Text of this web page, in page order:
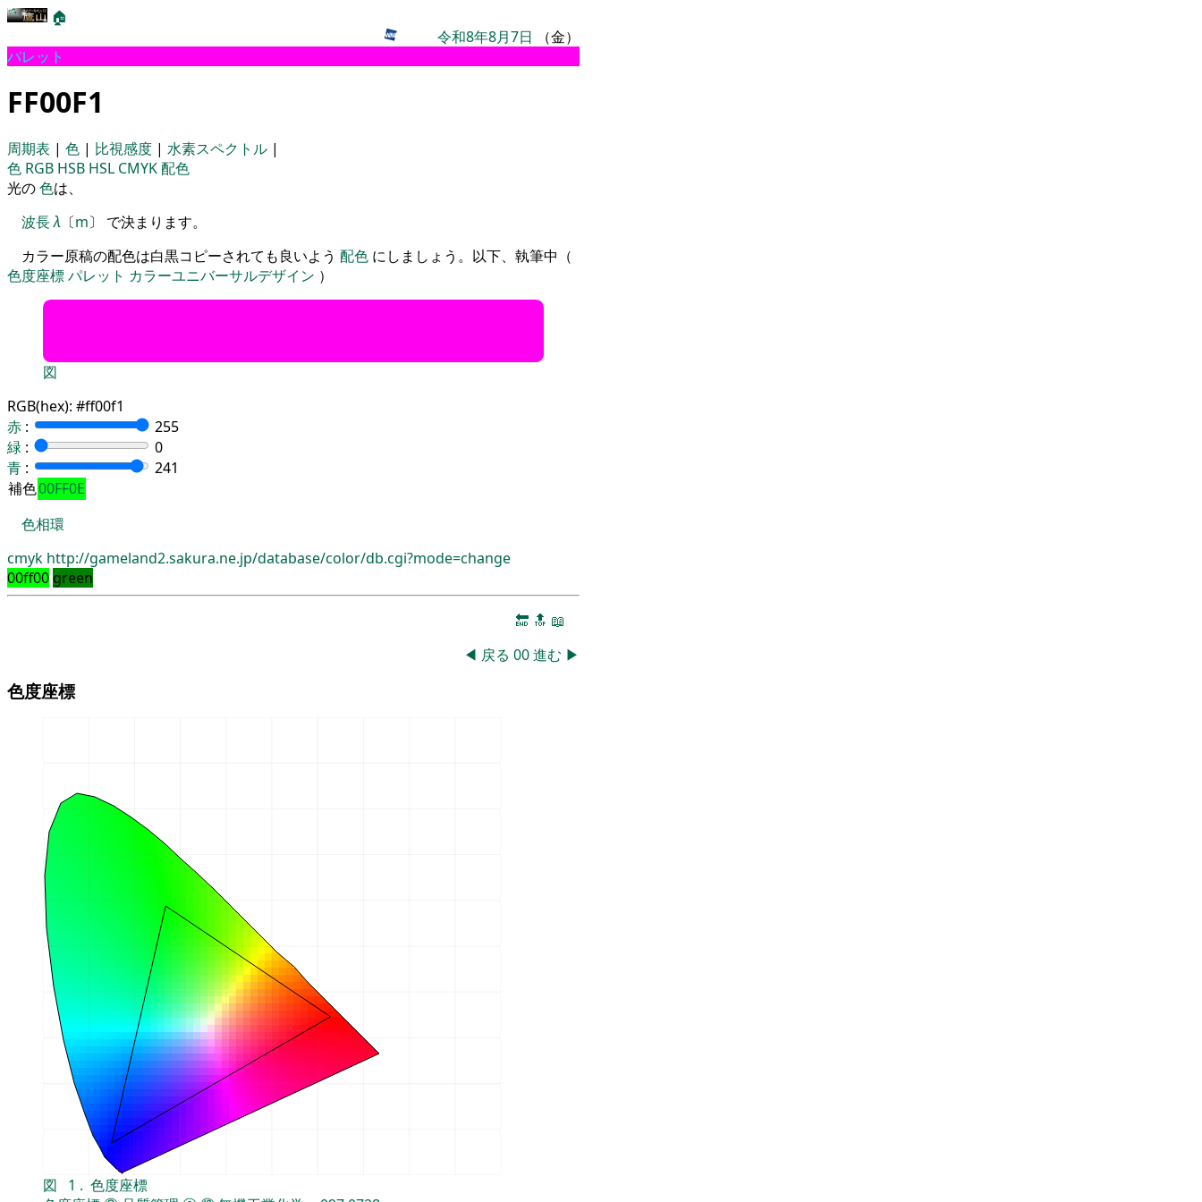
🏠
令和8年8月7日 （金）
パレット
FF00F1
周期表 | 色 | 比視感度 | 水素スペクトル |
色 RGB HSB HSL CMYK配色
光の色は、
波長λ 〔m〕 で決まります。
カラー原稿の配色は白黒コピーされても良いよう 配色 にしましょう。以下、執筆中（
色度座標パレット カラーユニバーサルデザイン ）
図
RGB(hex): #ff00f1
赤 :
255
緑 :
0
青 :
241
補色00FF0E
色相環
cmyk http://gameland2.sakura.ne.jp/database/color/db.cgi?mode=change
00ff00 green
🔚 🔝 📖
◀ 戻る 00進む ▶
色度座標
図 1 . 色度座標